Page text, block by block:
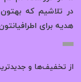
در تلاشیم که
هدیه برای
از تخفیف‌ها و